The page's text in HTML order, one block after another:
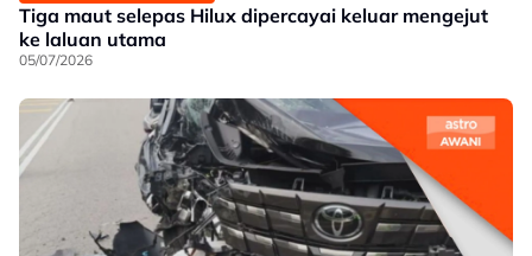
Tiga maut selepas Hilux dipercayai keluar mengejut
ke laluan utama
05/07/2026